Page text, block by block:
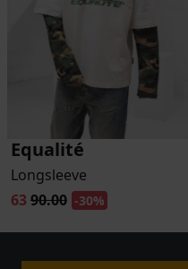
Equalité
Longsleeve
63 90.00 -30%